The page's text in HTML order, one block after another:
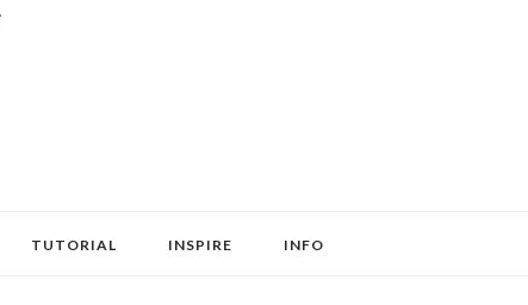
TUTORIAL INSPIRE INFO